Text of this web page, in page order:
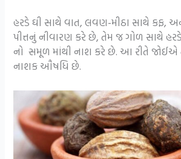
હરડે ઘી સાથે વાત, લવણ-મીઠા સાથે કફ,
પીત્તનું નીવારણ કરે છે, તેમ જ ગોળ સાથે હરડે
નો સમૂળ માંથી નાશ કરે છે. આ રીતે જોઈએ
નાશક ઔષધિ છે.